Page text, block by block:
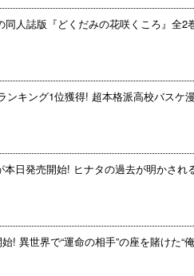
人誌版『どくだみの花咲くころ』全2
ンキング1位獲得! 超本格派高校バスケ
日発売開始! ヒナタの過去が明かされ
異世界で“運命の相手”の座を賭けた“俺